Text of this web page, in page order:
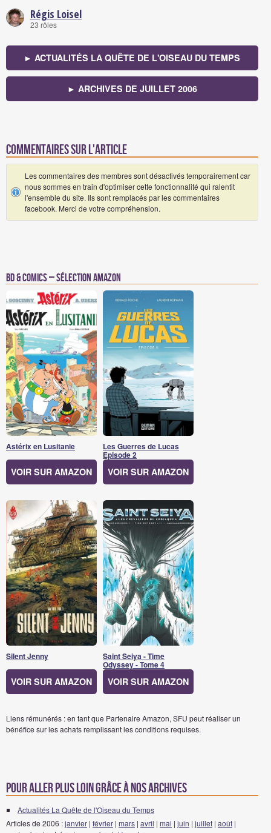
Régis Loisel
23 rôles
► ACTUALITÉS LA QUÊTE DE L'OISEAU DU TEMPS
► ARCHIVES DE JUILLET 2006
Commentaires sur l'article
Les commentaires des membres sont désactivés temporairement car
nous sommes en train d'optimiser cette fonctionnalité qui ralentit
l'ensemble du site. Ils sont remplacés par les commentaires
facebook. Merci de votre compréhension.
BD & Comics – Sélection Amazon
Astérix en Lusitanie
VOIR SUR AMAZON
Les Guerres de Lucas
Episode 2
VOIR SUR AMAZON
Silent Jenny
VOIR SUR AMAZON
Saint Seiya - Time
Odyssey - Tome 4
VOIR SUR AMAZON
Liens rémunérés : en tant que Partenaire Amazon, SFU peut réaliser un
bénéfice sur les achats remplissant les conditions requises.
Pour aller plus loin grâce à nos archives
Actualités La Quête de l'Oiseau du Temps
Articles de 2006 :janvier | février | mars | avril | mai | juin | juillet | août |